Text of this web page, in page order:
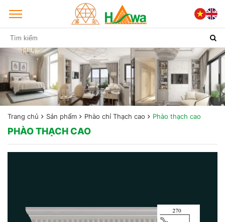
Trang chủ Sản phẩm Phào chỉ Thạch cao Phào thạch cao
PHÀO THẠCH CAO